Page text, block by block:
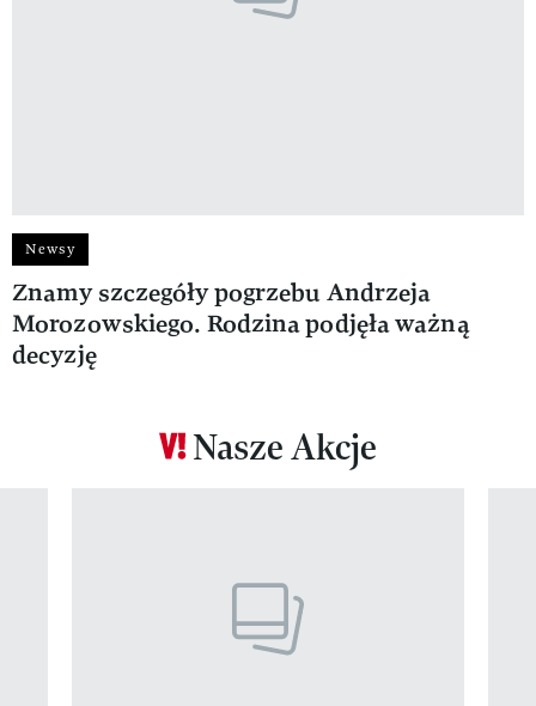
Newsy
Znamy szczegóły pogrzebu Andrzeja
Morozowskiego. Rodzina podjęła ważną
decyzję
Nasze Akcje